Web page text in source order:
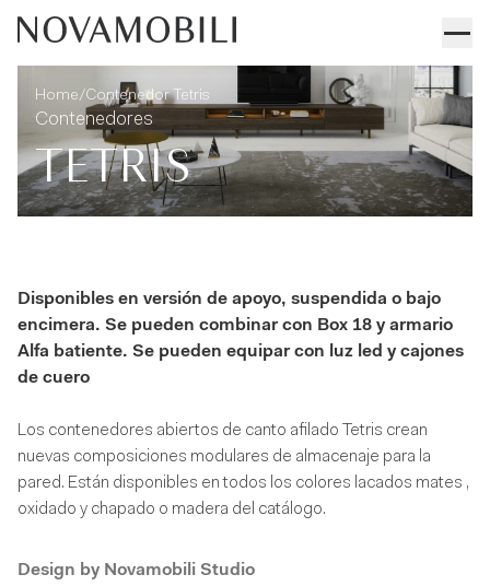
Contenedor Tetris
Home/Contenedor Tetris
Contenedores
TETRIS
Disponibles en versión de apoyo, suspendida o bajo
encimera. Se pueden combinar con Box 18 y armario
Alfa batiente. Se pueden equipar con luz led y cajones
de cuero
Los contenedores abiertos de canto afilado Tetris crean
nuevas composiciones modulares de almacenaje para la
pared. Están disponibles en todos los colores lacados mates ,
oxidado y chapado o madera del catálogo.
Design by Novamobili Studio